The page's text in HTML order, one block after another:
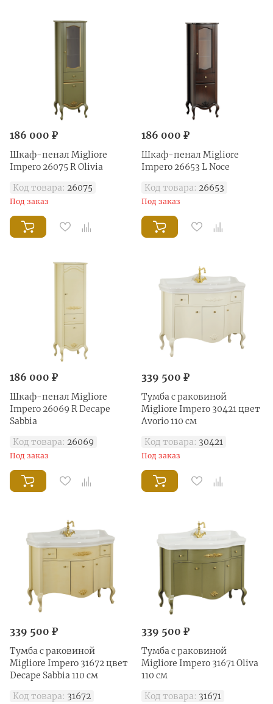
186 000 ₽
Шкаф-пенал Migliore
Impero 26075 R Olivia
Код товара: 26075
Под заказ
186 000 ₽
Шкаф-пенал Migliore
Impero 26653 L Noce
Код товара: 26653
Под заказ
186 000 ₽
Шкаф-пенал Migliore
Impero 26069 R Decape
Sabbia
Код товара: 26069
Под заказ
339 500 ₽
Тумба с раковиной
Migliore Impero 30421 цвет
Avorio 110 см
Код товара: 30421
Под заказ
339 500 ₽
Тумба с раковиной
Migliore Impero 31672 цвет
Decape Sabbia 110 см
Код товара: 31672
339 500 ₽
Тумба с раковиной
Migliore Impero 31671 Oliva
110 см
Код товара: 31671